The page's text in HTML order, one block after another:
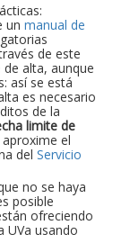
un manual de
de este
alta, aunque
así se está
es necesario
de la
limite de
el
del Servicio
no se haya
posible
ofreciendo
UVa usando